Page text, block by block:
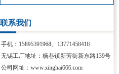
联系我们
手机：15895391968、13771458418
无锡工厂地址：杨巷镇新芳街新东路139号
公司网址：www.xinghai666.com